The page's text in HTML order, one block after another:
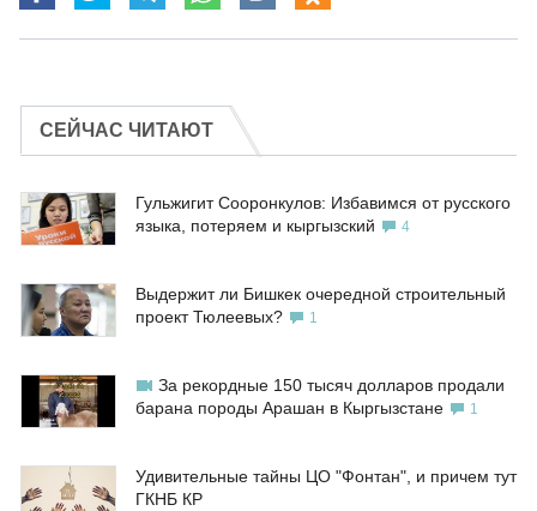
СЕЙЧАС ЧИТАЮТ
Гульжигит Сооронкулов: Избавимся от русского
языка, потеряем и кыргызский
4
Выдержит ли Бишкек очередной строительный
проект Тюлеевых?
1
За рекордные 150 тысяч долларов продали
барана породы Арашан в Кыргызстане
1
Удивительные тайны ЦО "Фонтан", и причем тут
ГКНБ КР